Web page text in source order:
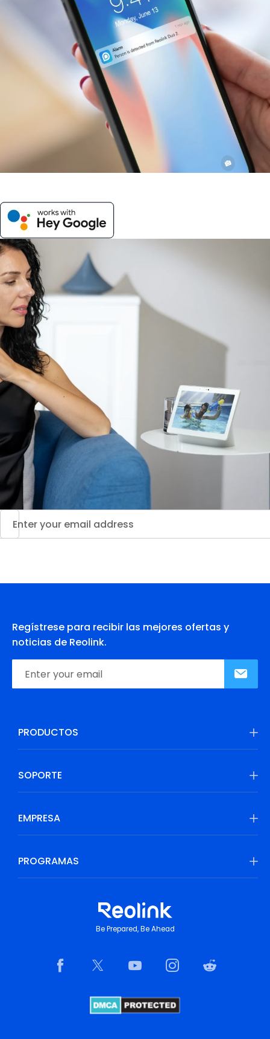
Regístrese para recibir las mejores ofertas y
noticias de Reolink.
PRODUCTOS
SOPORTE
EMPRESA
PROGRAMAS
Be Prepared, Be Ahead